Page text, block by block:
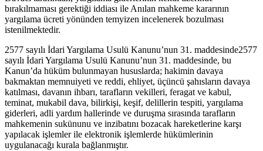
bırakılmaması gerektiği iddiası ile Anılan mahkeme kararının
yargılama ücreti yönünden temyizen incelenerek bozulması
istenilmektedir.
2577 sayılı İdari Yargılama Usulü Kanunu’nun 31. maddesinde2577
sayılı İdari Yargılama Usulü Kanunu’nun 31. maddesinde, bu
Kanun’da hüküm bulunmayan hususlarda; hakimin davaya
bakmaktan memnuiyeti ve reddi, ehliyet, üçüncü şahısların davaya
katılması, davanın ihbarı, tarafların vekilleri, feragat ve kabul,
teminat, mukabil dava, bilirkişi, keşif, delillerin tespiti, yargılama
giderleri, adli yardım hallerinde ve duruşma sırasında tarafların
mahkemenin sukünunu ve inzibatını bozacak hareketlerine karşı
yapılacak işlemler ile elektronik işlemlerde hükümlerinin
uygulanacağı kurala bağlanmıştır.